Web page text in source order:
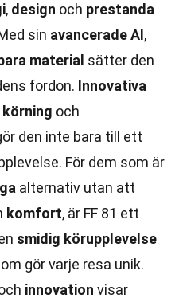
, design och prestanda
sin avancerade AI,
material sätter den
fordon. Innovativa
och
den inte bara till ett
För dem som är
alternativ utan att
komfort, är FF 81 ett
smidig körupplevelse
gör varje resa unik.
innovation visar